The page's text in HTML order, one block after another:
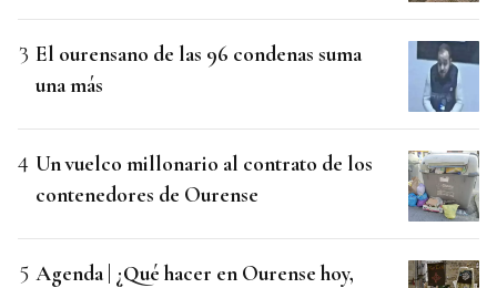
El ourensano de las 96 condenas suma
una más
Un vuelco millonario al contrato de los
contenedores de Ourense
Agenda | ¿Qué hacer en Ourense hoy,